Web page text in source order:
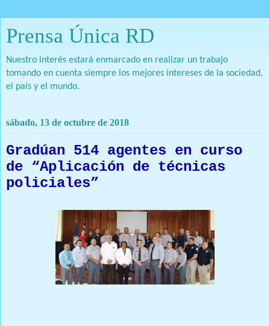
Prensa Única RD
Nuestro interés estará enmarcado en realizar un trabajo
tomando en cuenta siempre los mejores intereses de la sociedad,
el país y el mundo.
sábado, 13 de octubre de 2018
Gradúan 514 agentes en curso
de “Aplicación de técnicas
policiales”